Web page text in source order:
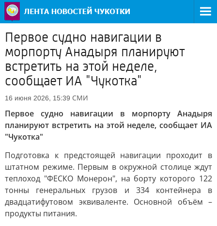
Первое судно навигации в
морпорту Анадыря планируют
встретить на этой неделе,
сообщает ИА "Чукотка"
16 июня 2026, 15:39 СМИ
Первое судно навигации в морпорту Анадыря
планируют встретить на этой неделе, сообщает ИА
"Чукотка"
Подготовка к предстоящей навигации проходит в
штатном режиме. Первым в окружной столице ждут
теплоход "ФЕСКО Монерон", на борту которого 122
тонны генеральных грузов и 334 контейнера в
двадцатифутовом эквиваленте. Основной объём –
продукты питания.